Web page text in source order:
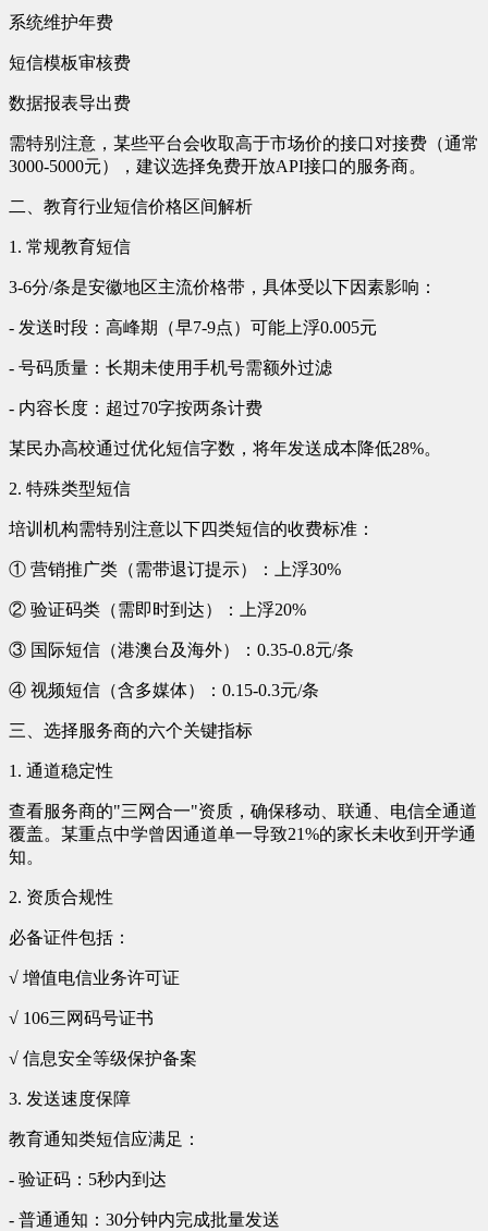
系统维护年费
短信模板审核费
数据报表导出费
需特别注意，某些平台会收取高于市场价的接口对接费（通常
3000-5000元），建议选择免费开放API接口的服务商。
二、教育行业短信价格区间解析
1. 常规教育短信
3-6分/条是安徽地区主流价格带，具体受以下因素影响：
- 发送时段：高峰期（早7-9点）可能上浮0.005元
- 号码质量：长期未使用手机号需额外过滤
- 内容长度：超过70字按两条计费
某民办高校通过优化短信字数，将年发送成本降低28%。
2. 特殊类型短信
培训机构需特别注意以下四类短信的收费标准：
① 营销推广类（需带退订提示）：上浮30%
② 验证码类（需即时到达）：上浮20%
③ 国际短信（港澳台及海外）：0.35-0.8元/条
④ 视频短信（含多媒体）：0.15-0.3元/条
三、选择服务商的六个关键指标
1. 通道稳定性
查看服务商的"三网合一"资质，确保移动、联通、电信全通道
覆盖。某重点中学曾因通道单一导致21%的家长未收到开学通
知。
2. 资质合规性
必备证件包括：
√ 增值电信业务许可证
√ 106三网码号证书
√ 信息安全等级保护备案
3. 发送速度保障
教育通知类短信应满足：
- 验证码：5秒内到达
- 普通通知：30分钟内完成批量发送